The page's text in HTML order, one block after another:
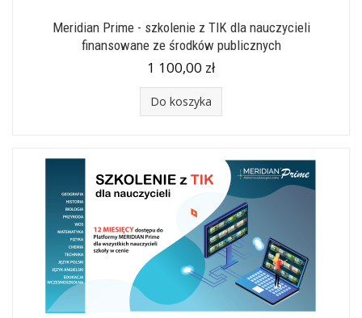
Meridian Prime - szkolenie z TIK dla nauczycieli
finansowane ze środków publicznych
1 100,00 zł
Do koszyka